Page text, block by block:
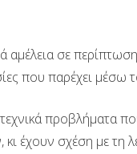
αμέλεια σε
που παρέχει μέσω
έχουν σχέση με